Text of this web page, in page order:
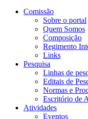
Comissão
Sobre o portal
Quem Somos
Composição
Regimento
Links
Pesquisa
Linhas de
Editais de
Normas e
Escritório de
Atividades
Eventos